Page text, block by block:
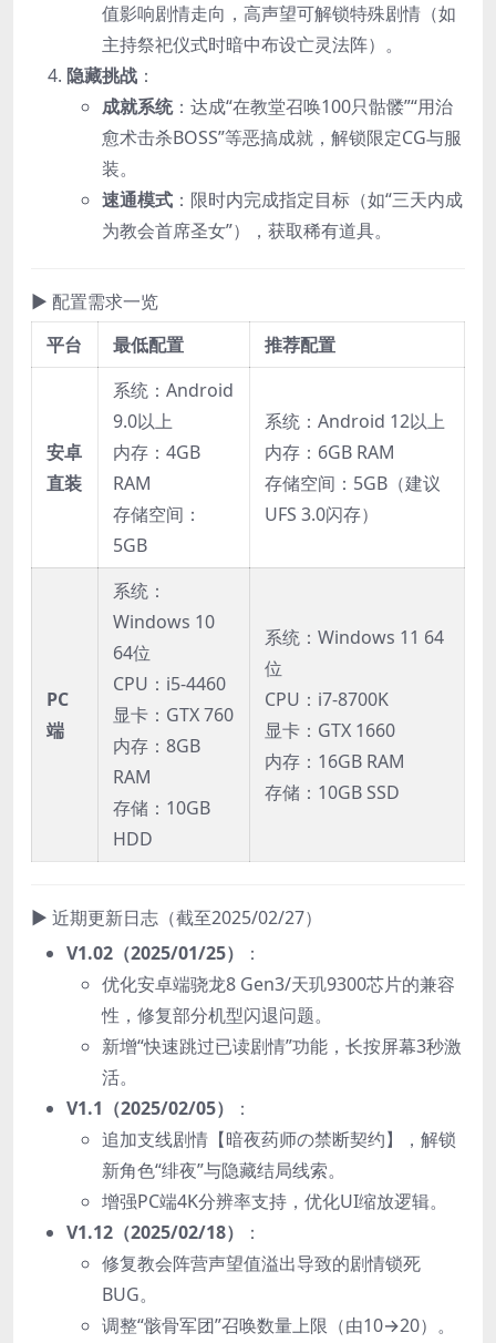
值影响剧情走向，高声望可解锁特殊剧情（如
主持祭祀仪式时暗中布设亡灵法阵）。
隐藏挑战 ：
成就系统：达成“在教堂召唤100只骷髅”“用治
愈术击杀BOSS”等恶搞成就，解锁限定CG与服
装。
速通模式 ：限时内完成指定目标（如“三天内成
为教会首席圣女”），获取稀有道具。
▶ 配置需求一览
平台
最低配置 推荐配置
安卓
直装
系统：Android
9.0以上
内存：4GB
RAM
存储空间：
5GB
系统：Android 12以上
内存：6GB RAM
存储空间：5GB（建议
UFS 3.0闪存）
PC
端
系统：
Windows 10
64位
CPU：i5-4460
显卡：GTX 760
内存：8GB
RAM
存储：10GB
HDD
系统：Windows 11 64
位
CPU：i7-8700K
显卡：GTX 1660
内存：16GB RAM
存储：10GB SSD
▶ 近期更新日志（截至2025/02/27）
V1.02（2025/01/25）​
：
优化安卓端骁龙8 Gen3/天玑9300芯片的兼容
性，修复部分机型闪退问题。
新增“快速跳过已读剧情”功能，长按屏幕3秒激
活。
V1.1（2025/02/05）​
：
追加支线剧情【暗夜药师の禁断契约】，解锁
新角色“绯夜”与隐藏结局线索。
增强PC端4K分辨率支持，优化UI缩放逻辑。
V1.12（2025/02/18）​
：
修复教会阵营声望值溢出导致的剧情锁死
BUG。
调整“骸骨军团”召唤数量上限（由10→20）。